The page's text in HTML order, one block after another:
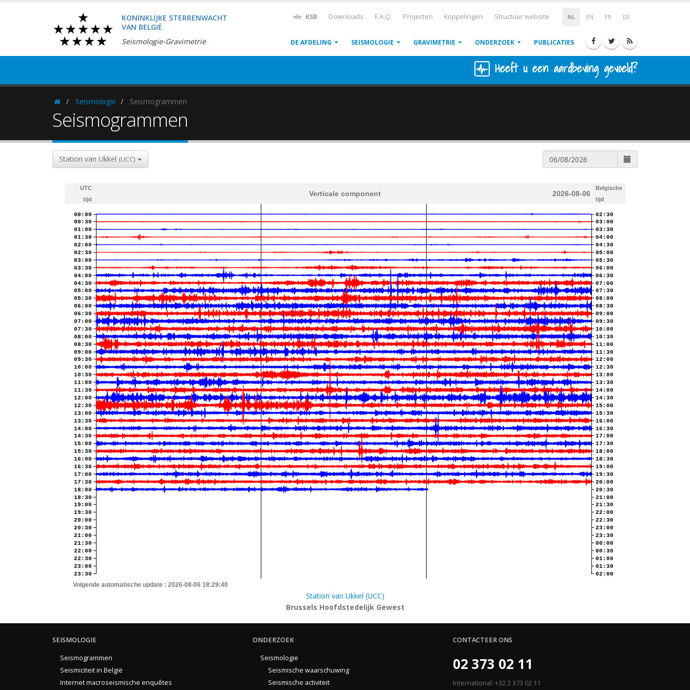
KONINKLIJKE STERRENWACHT
VAN BELGIË
Seismologie-Gravimetrie
NL EN FR DE
KSB Downloads F.A.Q. Projecten Koppelingen Structuur website
DE AFDELING SEISMOLOGIE GRAVIMETRIE ONDERZOEK PUBLICATIES
Heeft u een aardbeving gevoeld?
HomepageSeismologie Seismogrammen
Seismogrammen
Station van Ukkel (UCC)
UTC
tijd
Verticale component 2026-08-06
Belgische
tijd
00:00
00:30
01:00
01:30
02:00
02:30
03:00
03:30
04:00
04:30
05:00
05:30
06:00
06:30
07:00
07:30
08:00
08:30
09:00
09:30
10:00
10:30
11:00
11:30
12:00
12:30
13:00
13:30
14:00
14:30
15:00
15:30
16:00
16:30
17:00
17:30
18:00
18:30
19:00
19:30
20:00
20:30
21:00
21:30
22:00
22:30
23:00
23:30
02:30
03:00
03:30
04:00
04:30
05:00
05:30
06:00
06:30
07:00
07:30
08:00
08:30
09:00
09:30
10:00
10:30
11:00
11:30
12:00
12:30
13:00
13:30
14:00
14:30
15:00
15:30
16:00
16:30
17:00
17:30
18:00
18:30
19:00
19:30
20:00
20:30
21:00
21:30
22:00
22:30
23:00
23:30
00:00
00:30
01:00
01:30
02:00
Volgende automatische update : 2026-08-06 18:29:40
Station van Ukkel (UCC)
Brussels Hoofdstedelijk Gewest
SEISMOLOGIE
Seismogrammen
Seismiciteit in België
Internet macroseismische enquêtes
ONDERZOEK
Seismologie
Seismische waarschuwing
Seismische activiteit
CONTACTEER ONS
02 373 02 11
International: +32 2 373 02 11